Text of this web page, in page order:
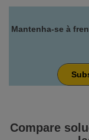
Mantenha-se à
Compare